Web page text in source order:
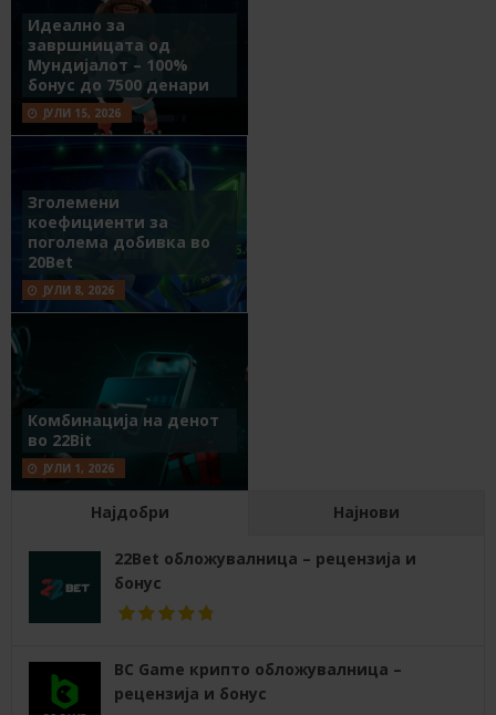
Идеално за
завршницата од
Мундијалот – 100%
бонус до 7500 денари
ЈУЛИ 15, 2026
Зголемени
коефициенти за
поголема добивка во
20Bet
ЈУЛИ 8, 2026
Комбинација на денот
во 22Bit
ЈУЛИ 1, 2026
Најдобри Најнови
22Bet обложувалница – рецензија и
бонус
BC Game крипто обложувалница –
рецензија и бонус